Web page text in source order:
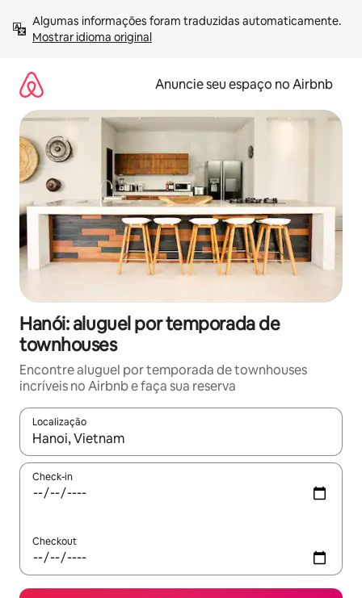
para
Mostrar idioma original
Anuncie seu espaço no Airbnb
Hanói: aluguel por temporada de
townhouses
Encontre aluguel por temporada de townhouses
incríveis no Airbnb e faça sua reserva
Localização
Quando os resultados estiverem disponíveis, explore-os
Check-in
Checkout